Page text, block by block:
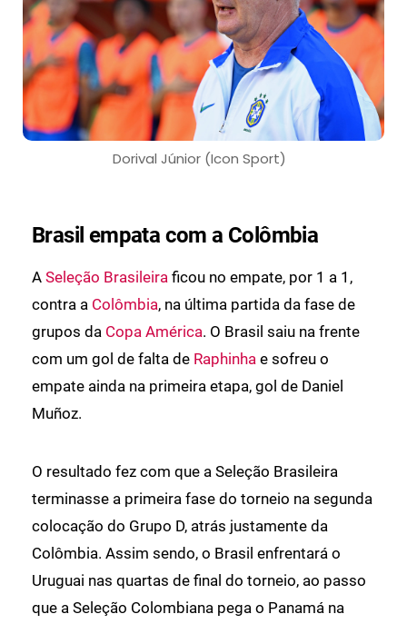
Dorival Júnior (Icon Sport)
Brasil empata com a Colômbia
A Seleção Brasileira ficou no empate, por 1 a 1,
contra a Colômbia, na última partida da fase de
grupos da Copa América. O Brasil saiu na frente
com um gol de falta de Raphinha e sofreu o
empate ainda na primeira etapa, gol de Daniel
Muñoz.
O resultado fez com que a Seleção Brasileira
terminasse a primeira fase do torneio na segunda
colocação do Grupo D, atrás justamente da
Colômbia. Assim sendo, o Brasil enfrentará o
Uruguai nas quartas de final do torneio, ao passo
que a Seleção Colombiana pega o Panamá na